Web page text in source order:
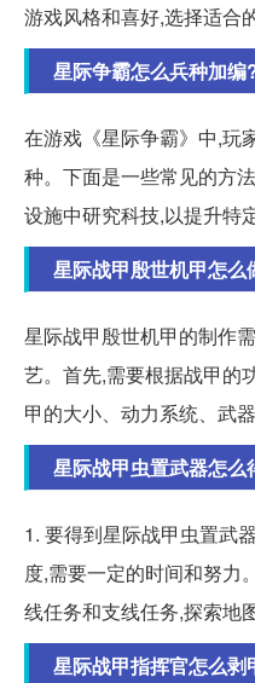
游戏风格和喜好,选择适合
星际争霸怎么兵种加编
在游戏《星际争霸》中,玩
种。下面是一些常见的方
设施中研究科技,以提升特
星际战甲殷世机甲怎么
星际战甲殷世机甲的制作
艺。首先,需要根据战甲的
甲的大小、动力系统、武
星际战甲虫置武器怎么
1. 要得到星际战甲虫置武
度,需要一定的时间和努力
线任务和支线任务,探索地
星际战甲指挥官怎么剥